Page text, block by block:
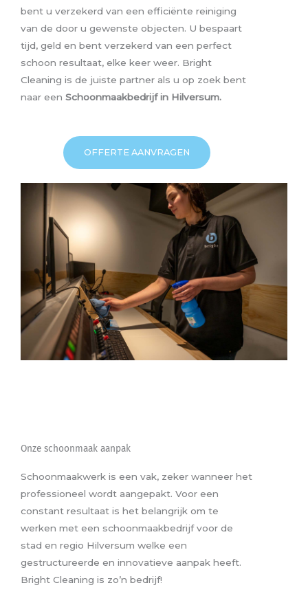
bent u verzekerd van een efficiënte reiniging
van de door u gewenste objecten. U bespaart
tijd, geld en bent verzekerd van een perfect
schoon resultaat, elke keer weer. Bright
Cleaning is de juiste partner als u op zoek bent
naar een Schoonmaakbedrijf in Hilversum.
OFFERTE AANVRAGEN
Onze schoonmaak aanpak
Schoonmaakwerk is een vak, zeker wanneer het
professioneel wordt aangepakt. Voor een
constant resultaat is het belangrijk om te
werken met een schoonmaakbedrijf voor de
stad en regio Hilversum welke een
gestructureerde en innovatieve aanpak heeft.
Bright Cleaning is zo’n bedrijf!